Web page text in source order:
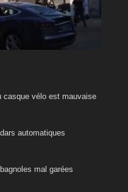
casque vélo est mauvaise
automatiques
mal garées